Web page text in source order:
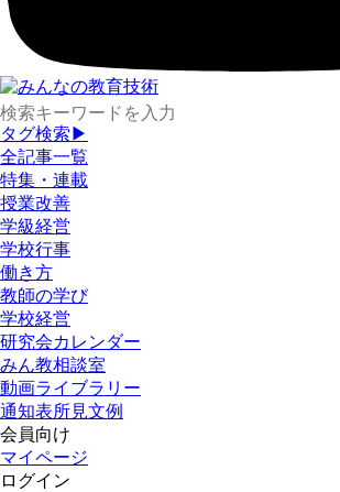
タグ検索▶
全記事一覧
特集・連載
授業改善
学級経営
学校行事
働き方
教師の学び
学校経営
研究会カレンダー
みん教相談室
動画ライブラリー
通知表所見文例
会員向け
マイページ
ログイン